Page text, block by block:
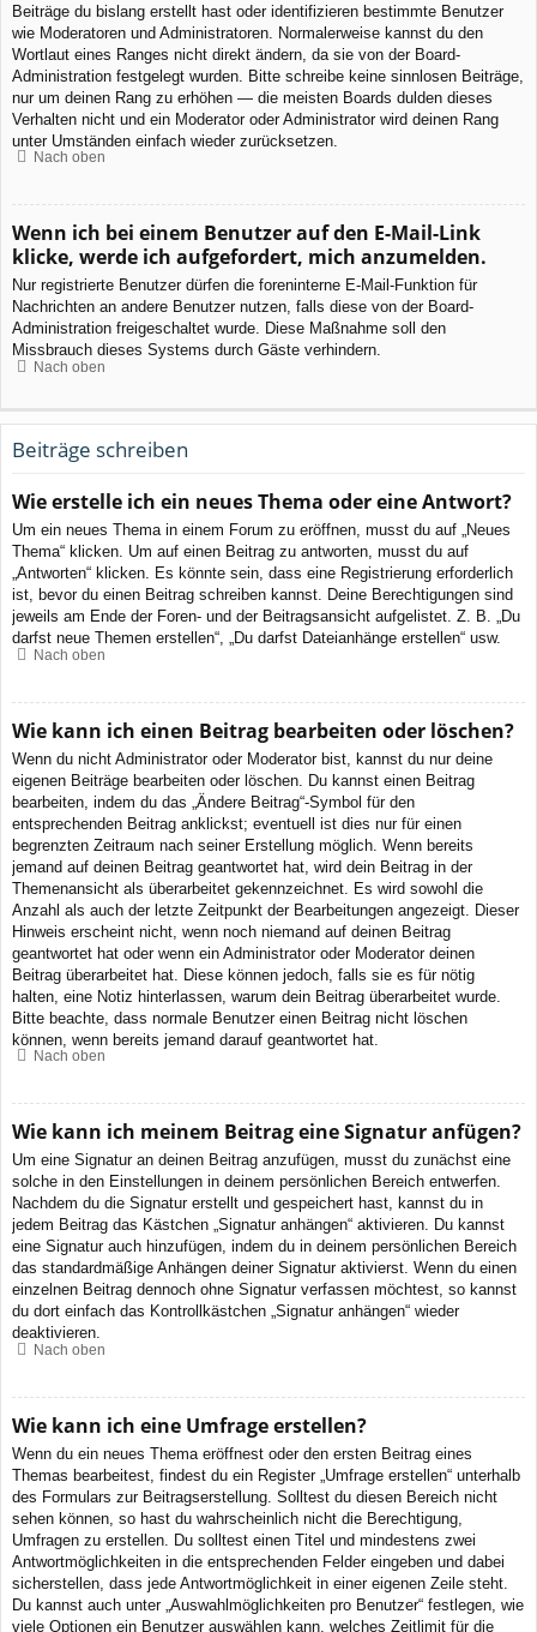
Beiträge du bislang erstellt hast oder identifizieren bestimmte Benutzer
wie Moderatoren und Administratoren. Normalerweise kannst du den
Wortlaut eines Ranges nicht direkt ändern, da sie von der Board-
Administration festgelegt wurden. Bitte schreibe keine sinnlosen Beiträge,
nur um deinen Rang zu erhöhen — die meisten Boards dulden dieses
Verhalten nicht und ein Moderator oder Administrator wird deinen Rang
unter Umständen einfach wieder zurücksetzen.
Nach oben
Wenn ich bei einem Benutzer auf den E-Mail-Link
klicke, werde ich aufgefordert, mich anzumelden.
Nur registrierte Benutzer dürfen die foreninterne E-Mail-Funktion für
Nachrichten an andere Benutzer nutzen, falls diese von der Board-
Administration freigeschaltet wurde. Diese Maßnahme soll den
Missbrauch dieses Systems durch Gäste verhindern.
Nach oben
Beiträge schreiben
Wie erstelle ich ein neues Thema oder eine Antwort?
Um ein neues Thema in einem Forum zu eröffnen, musst du auf „Neues
Thema“ klicken. Um auf einen Beitrag zu antworten, musst du auf
„Antworten“ klicken. Es könnte sein, dass eine Registrierung erforderlich
ist, bevor du einen Beitrag schreiben kannst. Deine Berechtigungen sind
jeweils am Ende der Foren- und der Beitragsansicht aufgelistet. Z. B. „Du
darfst neue Themen erstellen“, „Du darfst Dateianhänge erstellen“ usw.
Nach oben
Wie kann ich einen Beitrag bearbeiten oder löschen?
Wenn du nicht Administrator oder Moderator bist, kannst du nur deine
eigenen Beiträge bearbeiten oder löschen. Du kannst einen Beitrag
bearbeiten, indem du das „Ändere Beitrag“-Symbol für den
entsprechenden Beitrag anklickst; eventuell ist dies nur für einen
begrenzten Zeitraum nach seiner Erstellung möglich. Wenn bereits
jemand auf deinen Beitrag geantwortet hat, wird dein Beitrag in der
Themenansicht als überarbeitet gekennzeichnet. Es wird sowohl die
Anzahl als auch der letzte Zeitpunkt der Bearbeitungen angezeigt. Dieser
Hinweis erscheint nicht, wenn noch niemand auf deinen Beitrag
geantwortet hat oder wenn ein Administrator oder Moderator deinen
Beitrag überarbeitet hat. Diese können jedoch, falls sie es für nötig
halten, eine Notiz hinterlassen, warum dein Beitrag überarbeitet wurde.
Bitte beachte, dass normale Benutzer einen Beitrag nicht löschen
können, wenn bereits jemand darauf geantwortet hat.
Nach oben
Wie kann ich meinem Beitrag eine Signatur anfügen?
Um eine Signatur an deinen Beitrag anzufügen, musst du zunächst eine
solche in den Einstellungen in deinem persönlichen Bereich entwerfen.
Nachdem du die Signatur erstellt und gespeichert hast, kannst du in
jedem Beitrag das Kästchen „Signatur anhängen“ aktivieren. Du kannst
eine Signatur auch hinzufügen, indem du in deinem persönlichen Bereich
das standardmäßige Anhängen deiner Signatur aktivierst. Wenn du einen
einzelnen Beitrag dennoch ohne Signatur verfassen möchtest, so kannst
du dort einfach das Kontrollkästchen „Signatur anhängen“ wieder
deaktivieren.
Nach oben
Wie kann ich eine Umfrage erstellen?
Wenn du ein neues Thema eröffnest oder den ersten Beitrag eines
Themas bearbeitest, findest du ein Register „Umfrage erstellen“ unterhalb
des Formulars zur Beitragserstellung. Solltest du diesen Bereich nicht
sehen können, so hast du wahrscheinlich nicht die Berechtigung,
Umfragen zu erstellen. Du solltest einen Titel und mindestens zwei
Antwortmöglichkeiten in die entsprechenden Felder eingeben und dabei
sicherstellen, dass jede Antwortmöglichkeit in einer eigenen Zeile steht.
Du kannst auch unter „Auswahlmöglichkeiten pro Benutzer“ festlegen, wie
viele Optionen ein Benutzer auswählen kann, welches Zeitlimit für die